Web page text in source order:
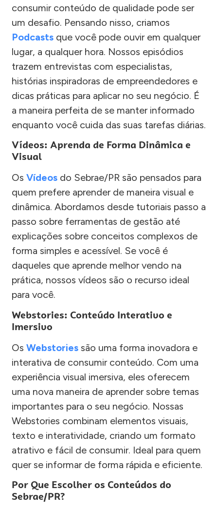
consumir conteúdo de qualidade pode ser
um desafio. Pensando nisso, criamos
Podcasts que você pode ouvir em qualquer
lugar, a qualquer hora. Nossos episódios
trazem entrevistas com especialistas,
histórias inspiradoras de empreendedores e
dicas práticas para aplicar no seu negócio. É
a maneira perfeita de se manter informado
enquanto você cuida das suas tarefas diárias.
Vídeos: Aprenda de Forma Dinâmica e
Visual
Os Vídeos do Sebrae/PR são pensados para
quem prefere aprender de maneira visual e
dinâmica. Abordamos desde tutoriais passo a
passo sobre ferramentas de gestão até
explicações sobre conceitos complexos de
forma simples e acessível. Se você é
daqueles que aprende melhor vendo na
prática, nossos vídeos são o recurso ideal
para você.
Webstories: Conteúdo Interativo e
Imersivo
Os Webstories são uma forma inovadora e
interativa de consumir conteúdo. Com uma
experiência visual imersiva, eles oferecem
uma nova maneira de aprender sobre temas
importantes para o seu negócio. Nossas
Webstories combinam elementos visuais,
texto e interatividade, criando um formato
atrativo e fácil de consumir. Ideal para quem
quer se informar de forma rápida e eficiente.
Por Que Escolher os Conteúdos do
Sebrae/PR?